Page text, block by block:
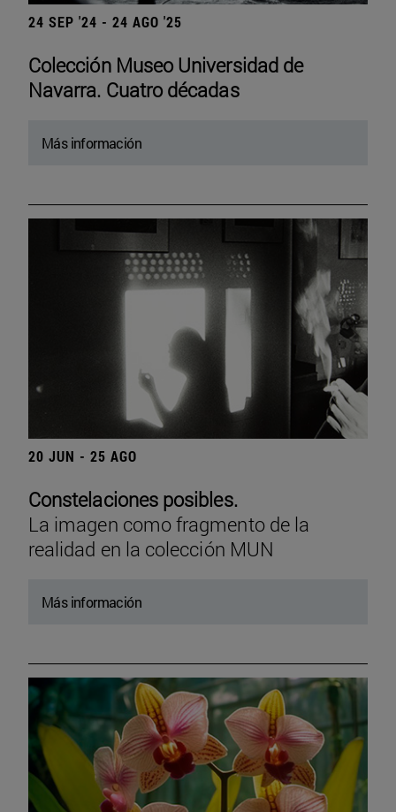
24 SEP '24 - 24 AGO '25
Colección Museo Universidad de
Navarra. Cuatro décadas
Más información
20 JUN - 25 AGO
Constelaciones posibles.
La imagen como fragmento de la
realidad en la colección MUN
Más información